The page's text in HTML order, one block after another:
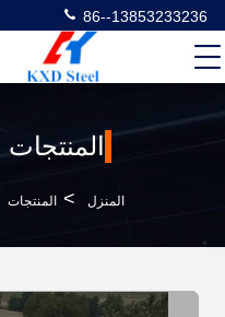
86--13853233236
المنتجات
المنزل > المنتجات